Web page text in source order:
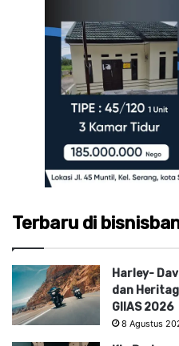
Terbaru di
Harley-
dan
GIIAS 2026
8 Agustus